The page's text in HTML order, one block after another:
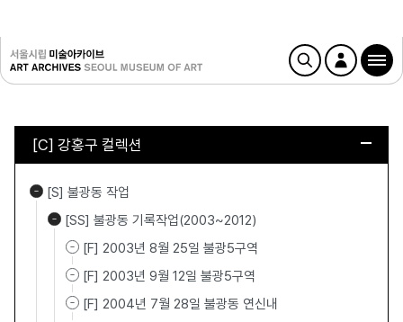
[C] 강홍구 컬렉션
[S] 불광동 작업
[SS] 불광동 기록작업(2003~2012)
[F] 2003년 8월 25일 불광5구역
[F] 2003년 9월 12일 불광5구역
[F] 2004년 7월 28일 불광동 연신내